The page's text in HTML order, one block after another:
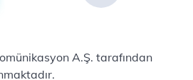
A.Ş. tarafından